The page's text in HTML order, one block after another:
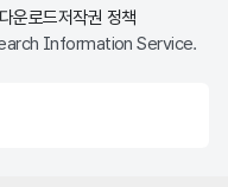
운로드저작권 정책
Information Service.